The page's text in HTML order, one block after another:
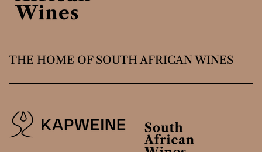
THE HOME OF SOUTH AFRICAN WINES